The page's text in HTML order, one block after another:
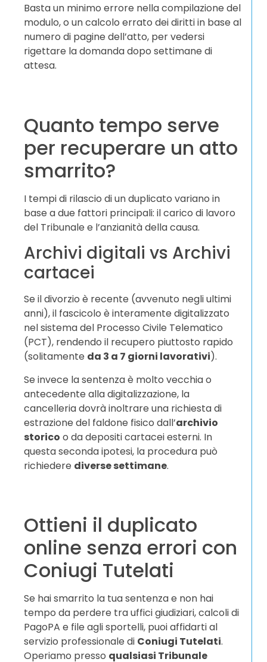
Basta un minimo errore nella compilazione del
modulo, o un calcolo errato dei diritti in base al
numero di pagine dell’atto, per vedersi
rigettare la domanda dopo settimane di
attesa.
Quanto tempo serve
per recuperare un atto
smarrito?
I tempi di rilascio di un duplicato variano in
base a due fattori principali: il carico di lavoro
del Tribunale e l’anzianità della causa.
Archivi digitali vs Archivi
cartacei
Se il divorzio è recente (avvenuto negli ultimi
anni), il fascicolo è interamente digitalizzato
nel sistema del Processo Civile Telematico
(PCT), rendendo il recupero piuttosto rapido
(solitamente da 3 a 7 giorni lavorativi).
Se invece la sentenza è molto vecchia o
antecedente alla digitalizzazione, la
cancelleria dovrà inoltrare una richiesta di
estrazione del faldone fisico dall’archivio
storico o da depositi cartacei esterni. In
questa seconda ipotesi, la procedura può
richiedere diverse settimane.
Ottieni il duplicato
online senza errori con
Coniugi Tutelati
Se hai smarrito la tua sentenza e non hai
tempo da perdere tra uffici giudiziari, calcoli di
PagoPA e file agli sportelli, puoi affidarti al
servizio professionale di Coniugi Tutelati.
Operiamo presso qualsiasi Tribunale